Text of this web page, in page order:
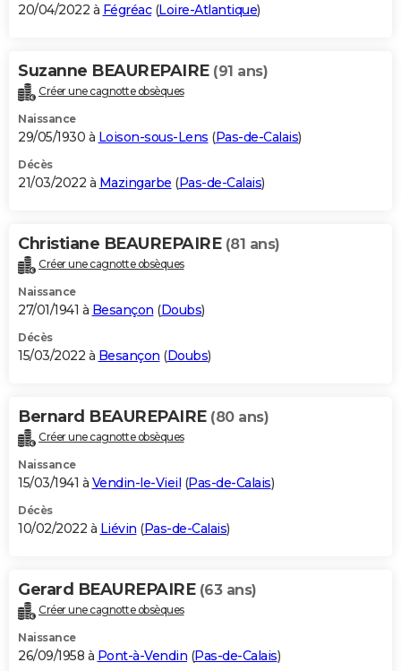
20/04/2022 à Fégréac(Loire-Atlantique)
Suzanne BEAUREPAIRE (91 ans)
Créer une cagnotte obsèques
Naissance
29/05/1930 à Loison-sous-Lens (Pas-de-Calais)
Décès
21/03/2022 à Mazingarbe (Pas-de-Calais)
Christiane BEAUREPAIRE (81 ans)
Créer une cagnotte obsèques
Naissance
27/01/1941 à Besançon (Doubs)
Décès
15/03/2022 à Besançon (Doubs)
Bernard BEAUREPAIRE (80 ans)
Créer une cagnotte obsèques
Naissance
15/03/1941 à Vendin-le-Vieil (Pas-de-Calais)
Décès
10/02/2022 à Liévin (Pas-de-Calais)
Gerard BEAUREPAIRE (63 ans)
Créer une cagnotte obsèques
Naissance
26/09/1958 à Pont-à-Vendin (Pas-de-Calais)